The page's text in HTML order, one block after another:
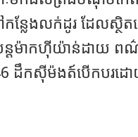
ន្លែងលក់ដូរ ដែលស្ថិ
យន្តម៉ាកហុីយ៉ាន់ដាយ
ដឹកសុីម៉ងត៍បើកបរដ